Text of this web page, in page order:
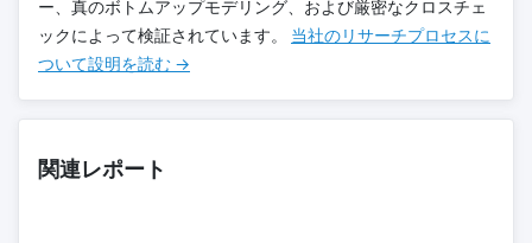
ー、真のボトムアップモデリング、および厳密なクロスチェ
ックによって検証されています。 当社のリサーチプロセスに
ついて設明を読む →
関連レポート